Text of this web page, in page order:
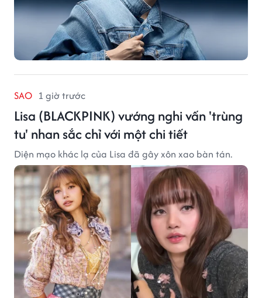
SAO 1 giờ trước
Lisa (BLACKPINK) vướng nghi vấn 'trùng
tu' nhan sắc chỉ với một chi tiết
Diện mạo khác lạ của Lisa đã gây xôn xao bàn tán.